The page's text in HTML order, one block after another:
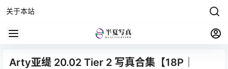
关于本站
Arty亚缇 20.02 Tier 2 写真合集【18P｜